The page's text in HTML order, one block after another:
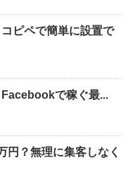
コピペで簡単に設置で
Facebookで稼ぐ最...
円？無理に集客しなく